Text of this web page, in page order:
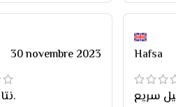
30 novembre 2023
نتائج مذهلة.
Hafsa